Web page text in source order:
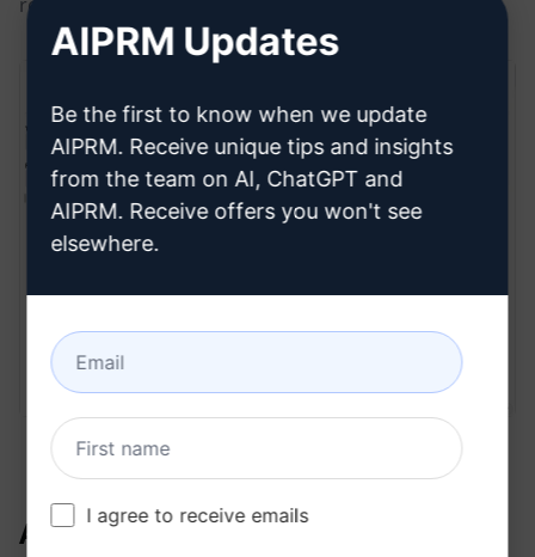
Artículos relacionados
AIPRM Updates
Be the first to know when we update
AIPRM. Receive unique tips and insights
from the team on AI, ChatGPT and
AIPRM. Receive offers you won't see
elsewhere.
I agree to receive emails